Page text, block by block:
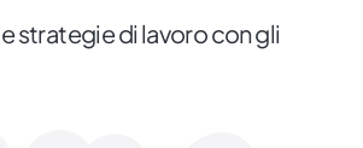
strategie di lavoro con gli